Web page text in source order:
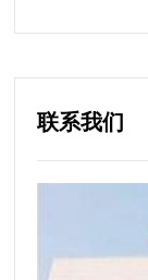
联系我们